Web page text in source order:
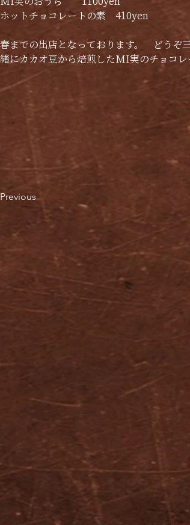
ホットチョコレートの素　410yen
春までの出店となっております。　どうぞ
緒にカカオ豆から焙煎したMI実のチョコレ
Previous